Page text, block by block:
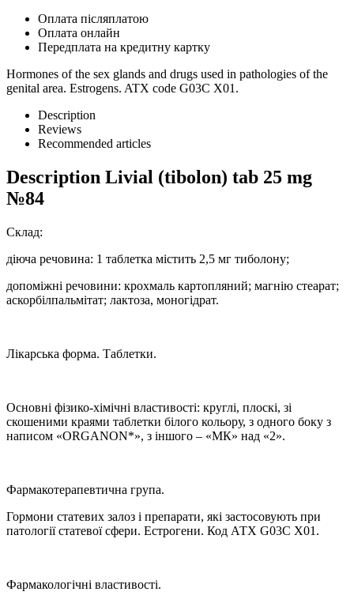
Оплата післяплатою
Оплата онлайн
Передплата на кредитну картку
Hormones of the sex glands and drugs used in pathologies of the
genital area. Estrogens. ATX code G03C X01.
Description
Reviews
Recommended articles
Description Livial (tibolon) tab 25 mg
№84
Склад:
діюча речовина: 1 таблетка містить 2,5 мг тиболону;
допоміжні речовини: крохмаль картопляний; магнію стеарат;
аскорбілпальмітат; лактоза, моногідрат.
Лікарська форма. Таблетки.
Основні фізико-хімічні властивості: круглі, плоскі, зі
скошеними краями таблетки білого кольору, з одного боку з
написом «ORGANON*», з іншого – «МК» над «2».
Фармакотерапевтична група.
Гормони статевих залоз і препарати, які застосовують при
патології статевої сфери. Естрогени. Код АТХ G03C X01.
Фармакологічні властивості.